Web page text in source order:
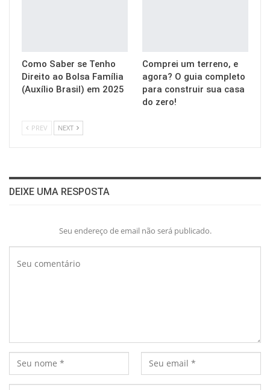
Como Saber se Tenho
Direito ao Bolsa Família
(Auxílio Brasil) em 2025
Comprei um terreno, e
agora? O guia completo
para construir sua casa
do zero!
PREV NEXT
DEIXE UMA RESPOSTA
Seu endereço de email não será publicado.